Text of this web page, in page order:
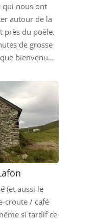
qui nous ont
autour de la
près du poële.
de grosse
bienvenu…
(et aussi le
croute / café
si tardif ce